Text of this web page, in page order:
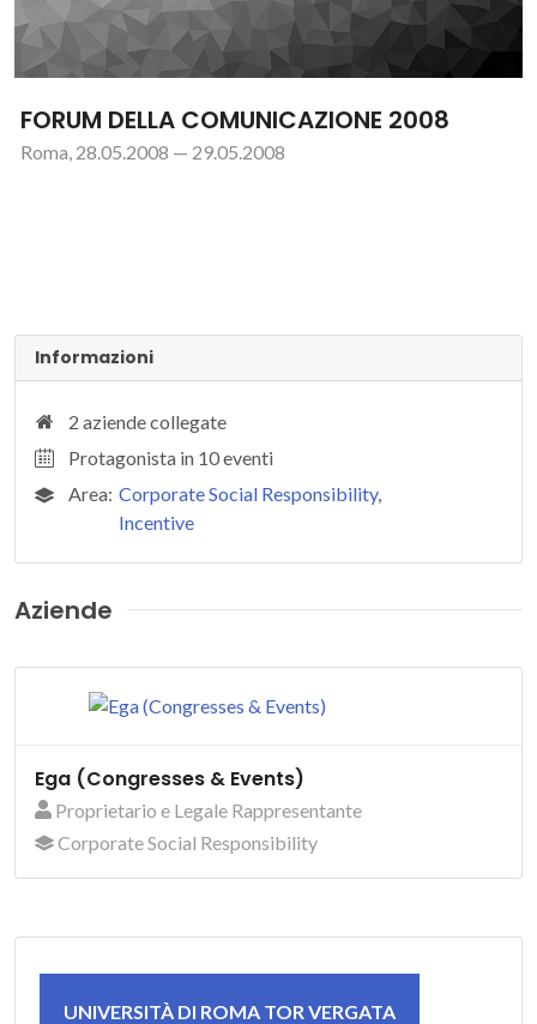
FORUM DELLA COMUNICAZIONE 2008
Roma, 28.05.2008 — 29.05.2008
Informazioni
2 aziende collegate
Protagonista in 10 eventi
Area: Corporate Social Responsibility,
Incentive
Aziende
Ega (Congresses & Events)
Proprietario e Legale Rappresentante
Corporate Social Responsibility
UNIVERSITÀ DI ROMA TOR VERGATA